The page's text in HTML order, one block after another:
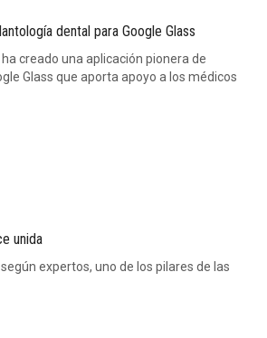
dental para Google Glass
creado una aplicación pionera de
Glass que aporta apoyo a los médicos
unida
expertos, uno de los pilares de las